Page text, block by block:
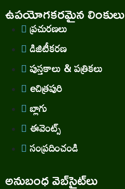
ఉపయోగకరమైన లింకులు
ప్రచురణలు
డిజిటీకరణ
పుస్తకాలు & పత్రికలు
eచిత్రపురి
బ్లాగు
ఈవెంట్స్
సంప్రదించండి
అనుబంధ వెబ్‌సైట్‌లు